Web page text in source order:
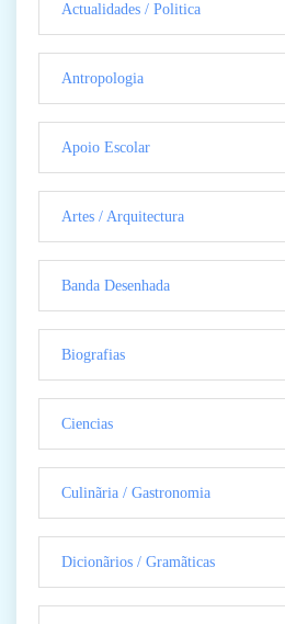
Actualidades / Politica
Antropologia
Apoio Escolar
Artes / Arquitectura
Banda Desenhada
Biografias
Ciencias
Culinãria / Gastronomia
Dicionãrios / Gramãticas